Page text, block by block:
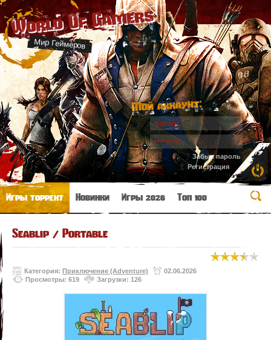
World Of Gamers
Мир Геймеров
Мой аккаунт:
Забыл пароль
Регистрация
Игры торрент Новинки Игры 2026 Топ 100
Seablip / Portable
Категория: Приключение (Adventure)
02.06.2026
Просмотры: 619
Загрузки: 126